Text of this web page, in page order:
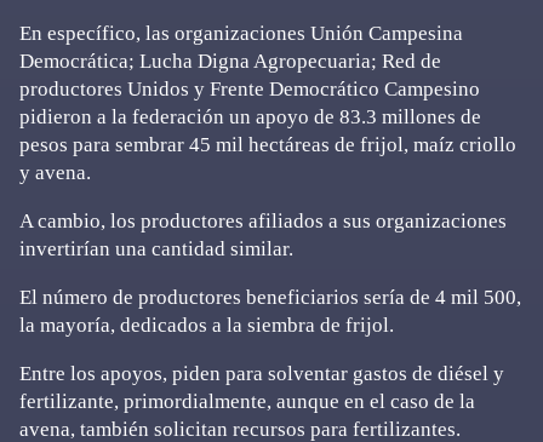
En específico, las organizaciones Unión Campesina
Democrática; Lucha Digna Agropecuaria; Red de
productores Unidos y Frente Democrático Campesino
pidieron a la federación un apoyo de 83.3 millones de
pesos para sembrar 45 mil hectáreas de frijol, maíz criollo
y avena.
A cambio, los productores afiliados a sus organizaciones
invertirían una cantidad similar.
El número de productores beneficiarios sería de 4 mil 500,
la mayoría, dedicados a la siembra de frijol.
Entre los apoyos, piden para solventar gastos de diésel y
fertilizante, primordialmente, aunque en el caso de la
avena, también solicitan recursos para fertilizantes.